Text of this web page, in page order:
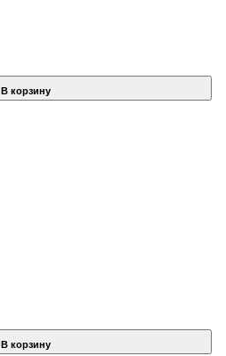
В корзину
В корзину